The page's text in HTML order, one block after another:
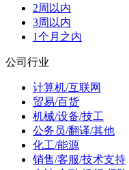
2周以内
3周以内
1个月之内
公司行业
计算机/互联网
贸易/百货
机械/设备/技工
公务员/翻译/其他
化工/能源
销售/客服/技术支持